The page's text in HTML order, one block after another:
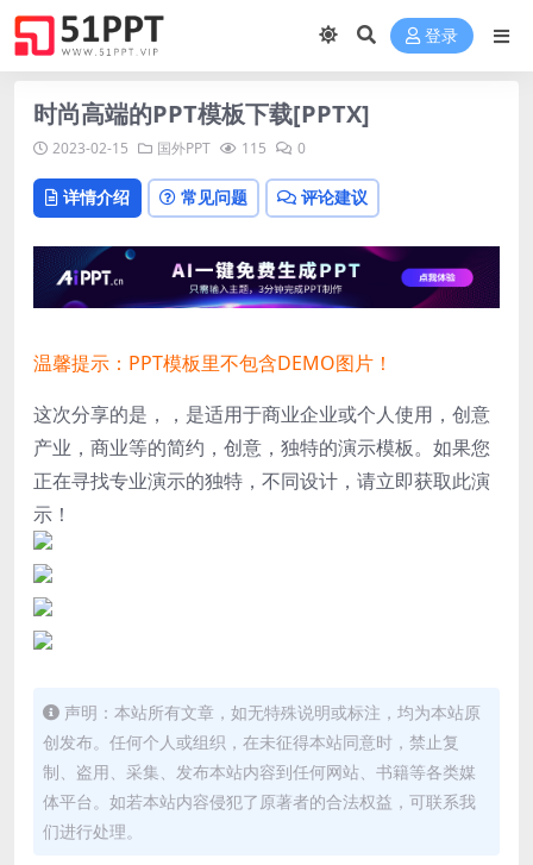
登录
时尚高端的PPT模板下载[PPTX]
2023-02-15 国外PPT 115 0
详情介绍 常见问题 评论建议
温馨提示：PPT模板里不包含DEMO图片！
这次分享的是，，是适用于商业企业或个人使用，创意
产业，商业等的简约，创意，独特的演示模板。如果您
正在寻找专业演示的独特，不同设计，请立即获取此演
示！
声明：本站所有文章，如无特殊说明或标注，均为本站原
创发布。任何个人或组织，在未征得本站同意时，禁止复
制、盗用、采集、发布本站内容到任何网站、书籍等各类媒
体平台。如若本站内容侵犯了原著者的合法权益，可联系我
们进行处理。